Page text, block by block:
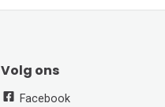
Volg ons
Facebook